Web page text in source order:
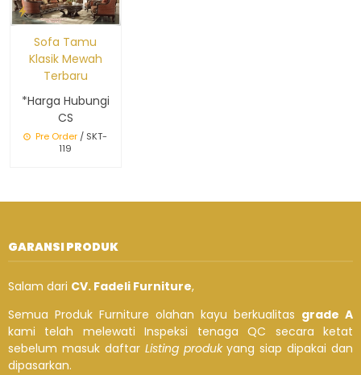
Sofa Tamu
Klasik Mewah
Terbaru
*Harga Hubungi
CS
Pre Order / SKT-
119
GARANSI PRODUK
Salam dari CV. Fadeli Furniture,
Semua Produk Furniture olahan kayu berkualitas grade A
kami telah melewati Inspeksi tenaga QC secara ketat
sebelum masuk daftar Listing produkyang siap dipakai dan
dipasarkan.